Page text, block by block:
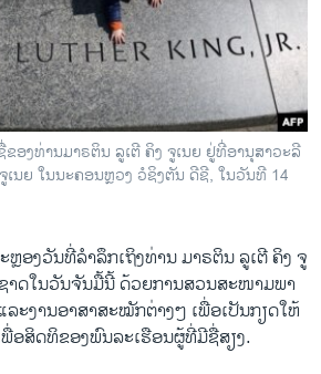
ຂອງທ່ານມາຣຕິນ ລູເຕີ ຄິງ ຈູເນຍ ຢູ່ທີ່ອານຸສາວະລີ
ເນຍ ໃນນະຄອນຫຼວງ ວໍຊິງຕັນ ດີຊີ, ໃນວັນທີ 14
ອງວັນທີ່ລຳລຶກເຖິງທ່ານ ມາຣຕິນ ລູເຕີ ຄິງ ຈູ
າດໃນວັນຈັນມື້ນີ້ ດ້ວຍການ​ສວນ​ສະ​ໜາມ​ພາ​
ະງານອາສາສະໝັກຕ່າງໆ ເພື່ອເປັນກຽດ​ໃຫ້
ອສິດທິຂອງພົນລະເຮືອນຜູ້ທີ່ມີຊື່ສຽງ.